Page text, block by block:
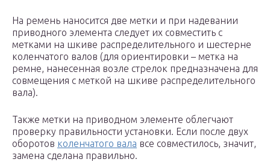
На ремень наносится две метки и при надевании
приводного элемента следует их совместить с
метками на шкиве распределительного и шестерне
коленчатого валов (для ориентировки – метка на
ремне, нанесенная возле стрелок предназначена для
совмещения с меткой на шкиве распределительного
вала).
Также метки на приводном элементе облегчают
проверку правильности установки. Если после двух
оборотов коленчатого вала все совместилось, значит,
замена сделана правильно.